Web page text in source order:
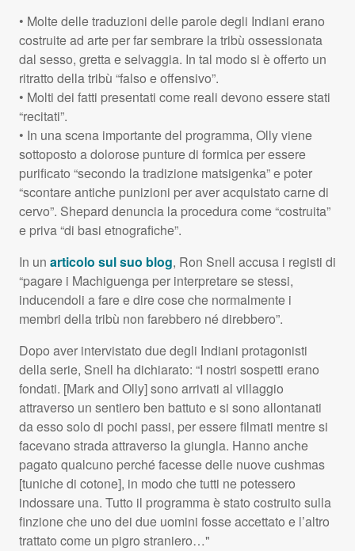
• Molte delle traduzioni delle parole degli Indiani erano
costruite ad arte per far sembrare la tribù ossessionata
dal sesso, gretta e selvaggia. In tal modo si è offerto un
ritratto della tribù “falso e offensivo”.
• Molti dei fatti presentati come reali devono essere stati
“recitati”.
• In una scena importante del programma, Olly viene
sottoposto a dolorose punture di formica per essere
purificato “secondo la tradizione matsigenka” e poter
“scontare antiche punizioni per aver acquistato carne di
cervo”. Shepard denuncia la procedura come “costruita”
e priva “di basi etnografiche”.
In un articolo sul suo blog, Ron Snell accusa i registi di
“pagare i Machiguenga per interpretare se stessi,
inducendoli a fare e dire cose che normalmente i
membri della tribù non farebbero né direbbero”.
Dopo aver intervistato due degli Indiani protagonisti
della serie, Snell ha dichiarato: “I nostri sospetti erano
fondati. [Mark and Olly] sono arrivati al villaggio
attraverso un sentiero ben battuto e si sono allontanati
da esso solo di pochi passi, per essere filmati mentre si
facevano strada attraverso la giungla. Hanno anche
pagato qualcuno perché facesse delle nuove cushmas
[tuniche di cotone], in modo che tutti ne potessero
indossare una. Tutto il programma è stato costruito sulla
finzione che uno dei due uomini fosse accettato e l’altro
trattato come un pigro straniero…"